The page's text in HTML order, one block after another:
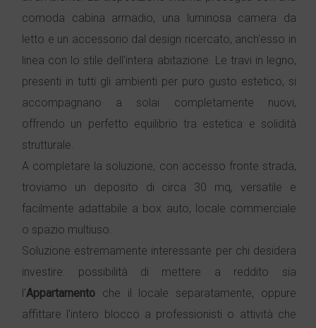
comoda cabina armadio, una luminosa camera da
letto e un accessorio dal design ricercato, anch'esso in
linea con lo stile dell'intera abitazione. Le travi in legno,
presenti in tutti gli ambienti per puro gusto estetico, si
accompagnano a solai completamente nuovi,
offrendo un perfetto equilibrio tra estetica e solidità
strutturale.
A completare la soluzione, con accesso fronte strada,
troviamo un deposito di circa 30 mq, versatile e
facilmente adattabile a box auto, locale commerciale
o spazio multiuso.
Soluzione estremamente interessante per chi desidera
investire: possibilità di mettere a reddito sia
l'Appartamento che il locale separatamente, oppure
affittare l'intero blocco a professionisti o attività che